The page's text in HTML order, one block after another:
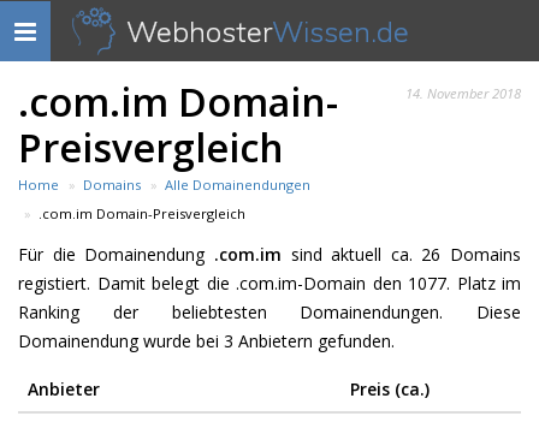
Navigation
anzeigen
WebhosterWissen.de
14. November 2018
.com.im Domain-
Preisvergleich
Home Domains
Alle Domainendungen
.com.im Domain-Preisvergleich
Für die Domainendung .com.im sind aktuell ca. 26 Domains
registiert. Damit belegt die .com.im-Domain den 1077. Platz im
Ranking der beliebtesten Domainendungen. Diese
Domainendung wurde bei 3 Anbietern gefunden.
Anbieter
Preis (ca.)